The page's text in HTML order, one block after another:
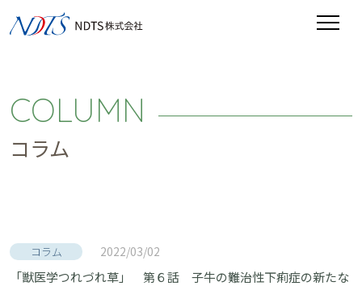
COLUMN
コラム
コラム 2022/03/02
「獣医学つれづれ草」 第６話 子牛の難治性下痢症の新たな